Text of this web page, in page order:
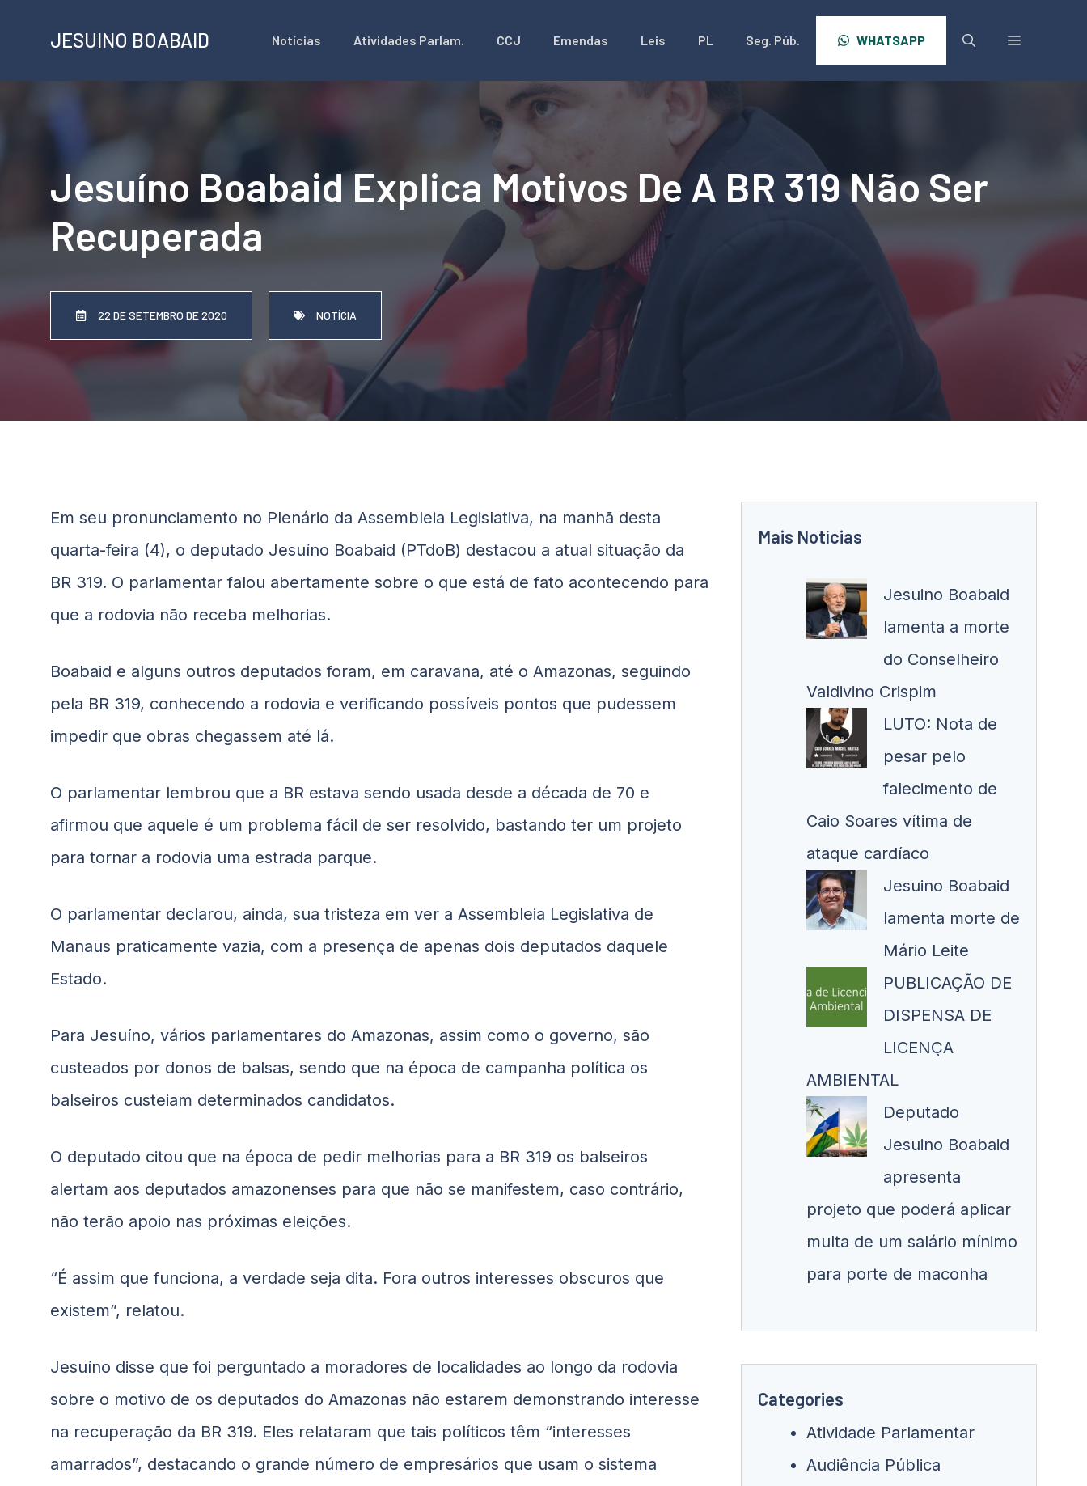
o
JESUINO BOABAID Notícias Atividades Parlam. CCJ Emendas Leis PL Seg. Púb. WHATSAPP
Jesuíno Boabaid Explica Motivos De A BR 319 Não Ser
Recuperada
22 DE SETEMBRO DE 2020 NOTÍCIA
Em seu pronunciamento no Plenário da Assembleia Legislativa, na manhã desta
quarta-feira (4), o deputado Jesuíno Boabaid (PTdoB) destacou a atual situação da
BR 319. O parlamentar falou abertamente sobre o que está de fato acontecendo para
que a rodovia não receba melhorias.
Boabaid e alguns outros deputados foram, em caravana, até o Amazonas, seguindo
pela BR 319, conhecendo a rodovia e verificando possíveis pontos que pudessem
impedir que obras chegassem até lá.
O parlamentar lembrou que a BR estava sendo usada desde a década de 70 e
afirmou que aquele é um problema fácil de ser resolvido, bastando ter um projeto
para tornar a rodovia uma estrada parque.
O parlamentar declarou, ainda, sua tristeza em ver a Assembleia Legislativa de
Manaus praticamente vazia, com a presença de apenas dois deputados daquele
Estado.
Para Jesuíno, vários parlamentares do Amazonas, assim como o governo, são
custeados por donos de balsas, sendo que na época de campanha política os
balseiros custeiam determinados candidatos.
O deputado citou que na época de pedir melhorias para a BR 319 os balseiros
alertam aos deputados amazonenses para que não se manifestem, caso contrário,
não terão apoio nas próximas eleições.
“É assim que funciona, a verdade seja dita. Fora outros interesses obscuros que
existem”, relatou.
Jesuíno disse que foi perguntado a moradores de localidades ao longo da rodovia
sobre o motivo de os deputados do Amazonas não estarem demonstrando interesse
na recuperação da BR 319. Eles relataram que tais políticos têm “interesses
amarrados”, destacando o grande número de empresários que usam o sistema
Mais Notícias
Jesuino Boabaid
lamenta a morte
do Conselheiro
Valdivino Crispim
LUTO: Nota de
pesar pelo
falecimento de
Caio Soares vítima de
ataque cardíaco
Jesuino Boabaid
lamenta morte de
Mário Leite
PUBLICAÇÃO DE
DISPENSA DE
LICENÇA
AMBIENTAL
Deputado
Jesuino Boabaid
apresenta
projeto que poderá aplicar
multa de um salário mínimo
para porte de maconha
Categories
Atividade Parlamentar
Audiência Pública